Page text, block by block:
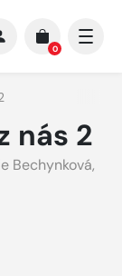
0
nás 2
Bechynková,